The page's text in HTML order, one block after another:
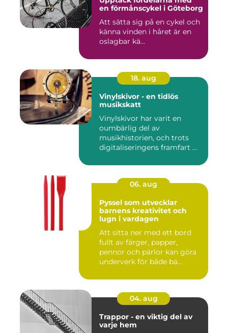
en förmånscykel i Göteborg
Att sätta sig på en cykel och
känna vinden i håret är en
oslagbar kä...
18. aug
Vinylskivor - en tidlös
musikskatt
Vinylskivor har varit en
oumbärlig del av
musikhistorien, och trots
digitaliseringens framfart ...
06. aug
Pyssel som utvecklar
barnens kreativitet och
lugn i vardagen
Att sitta ner med ett bord
fullt av färger, papper,
pennor och pärlor kan göra
underverk för både ba...
04. aug
Trappor - en viktig del av
varje hem